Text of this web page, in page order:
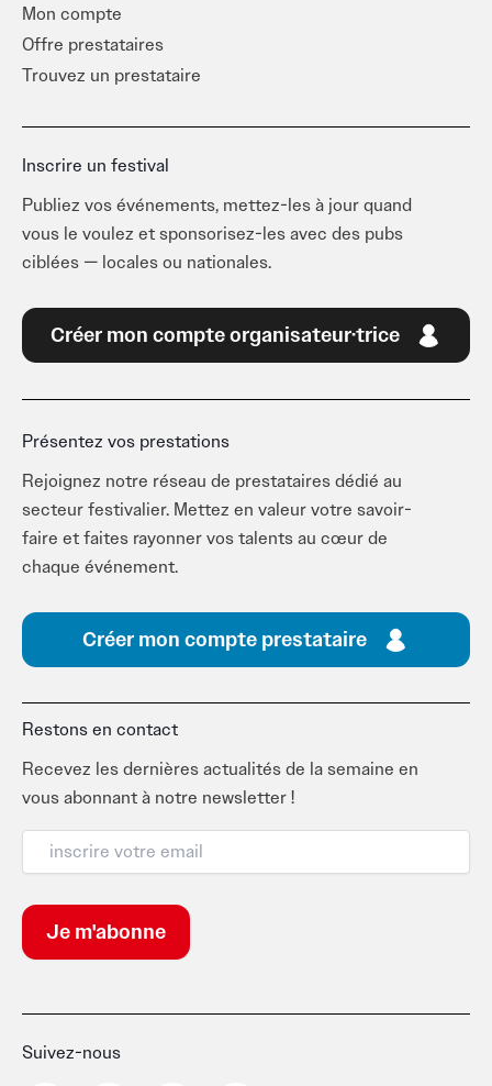
Mon compte
Offre prestataires
Trouvez un prestataire
Inscrire un festival
Publiez vos événements, mettez-les à jour quand
vous le voulez et sponsorisez-les avec des pubs
ciblées — locales ou nationales.
Créer mon compte organisateur·trice
Présentez vos prestations
Rejoignez notre réseau de prestataires dédié au
secteur festivalier. Mettez en valeur votre savoir-
faire et faites rayonner vos talents au cœur de
chaque événement.
Créer mon compte prestataire
Restons en contact
Recevez les dernières actualités de la semaine en
vous abonnant à notre newsletter !
Suivez-nous